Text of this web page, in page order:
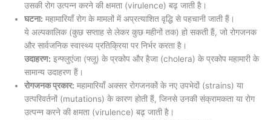
उसकी रोग उत्पन्न करने की क्षमता (virulence) बढ़ जाती है।
घटना: महामारियाँ रोग के मामलों में अप्रत्याशित वृद्धि से पहचानी जाती हैं।
ये अल्पकालिक (कुछ सप्ताह से लेकर कुछ महीनों तक) हो सकती हैं, जो रोगजनक
और सार्वजनिक स्वास्थ्य प्रतिक्रिया पर निर्भर करता है।
उदाहरण: इन्फ्लुएंजा (फ्लू) के प्रकोप और हैजा (cholera) के प्रकोप महामारी के
सामान्य उदाहरण हैं।
रोगजनक प्रकार: महामारियाँ अक्सर रोगजनकों के नए उपभेदों (strains) या
उत्परिवर्तनों (mutations) के कारण होती हैं, जिनसे उनकी संक्रामकता या रोग
उत्पन्न करने की क्षमता (virulence) बढ़ जाती है।